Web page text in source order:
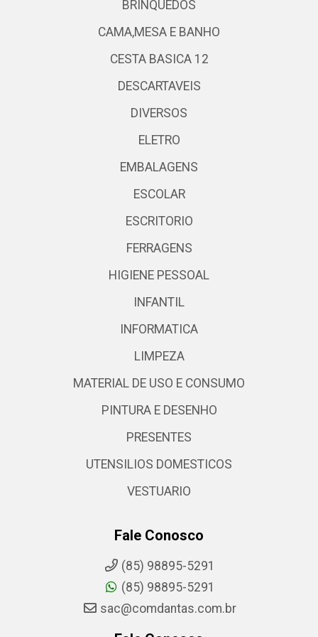
BRINQUEDOS
CAMA,MESA E BANHO
CESTA BASICA 12
DESCARTAVEIS
DIVERSOS
ELETRO
EMBALAGENS
ESCOLAR
ESCRITORIO
FERRAGENS
HIGIENE PESSOAL
INFANTIL
INFORMATICA
LIMPEZA
MATERIAL DE USO E CONSUMO
PINTURA E DESENHO
PRESENTES
UTENSILIOS DOMESTICOS
VESTUARIO
Fale Conosco
(85) 98895-5291
(85) 98895-5291
sac@comdantas.com.br